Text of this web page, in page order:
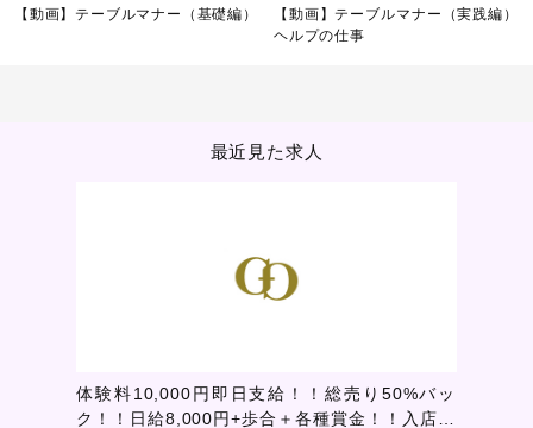
【動画】テーブルマナー（基礎編）
【動画】テーブルマナー（実践編）
ヘルプの仕事
最近見た求人
体験料10,000円即日支給！！総売り50%バッ
ク！！日給8,000円+歩合＋各種賞金！！入店し